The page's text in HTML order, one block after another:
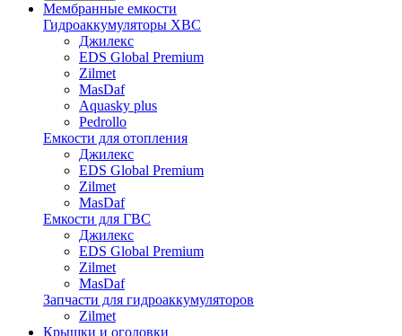
Мембранные емкости
Гидроаккумуляторы ХВС
Джилекс
EDS Global Premium
Zilmet
MasDaf
Aquasky plus
Pedrollo
Емкости для отопления
Джилекс
EDS Global Premium
Zilmet
MasDaf
Емкости для ГВС
Джилекс
EDS Global Premium
Zilmet
MasDaf
Запчасти для гидроаккумуляторов
Zilmet
Крышки и оголовки